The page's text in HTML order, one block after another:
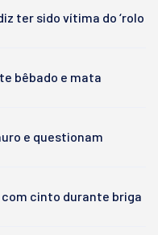
ter sido vítima do ‘rolo
bêbado e mata
e questionam
cinto durante briga